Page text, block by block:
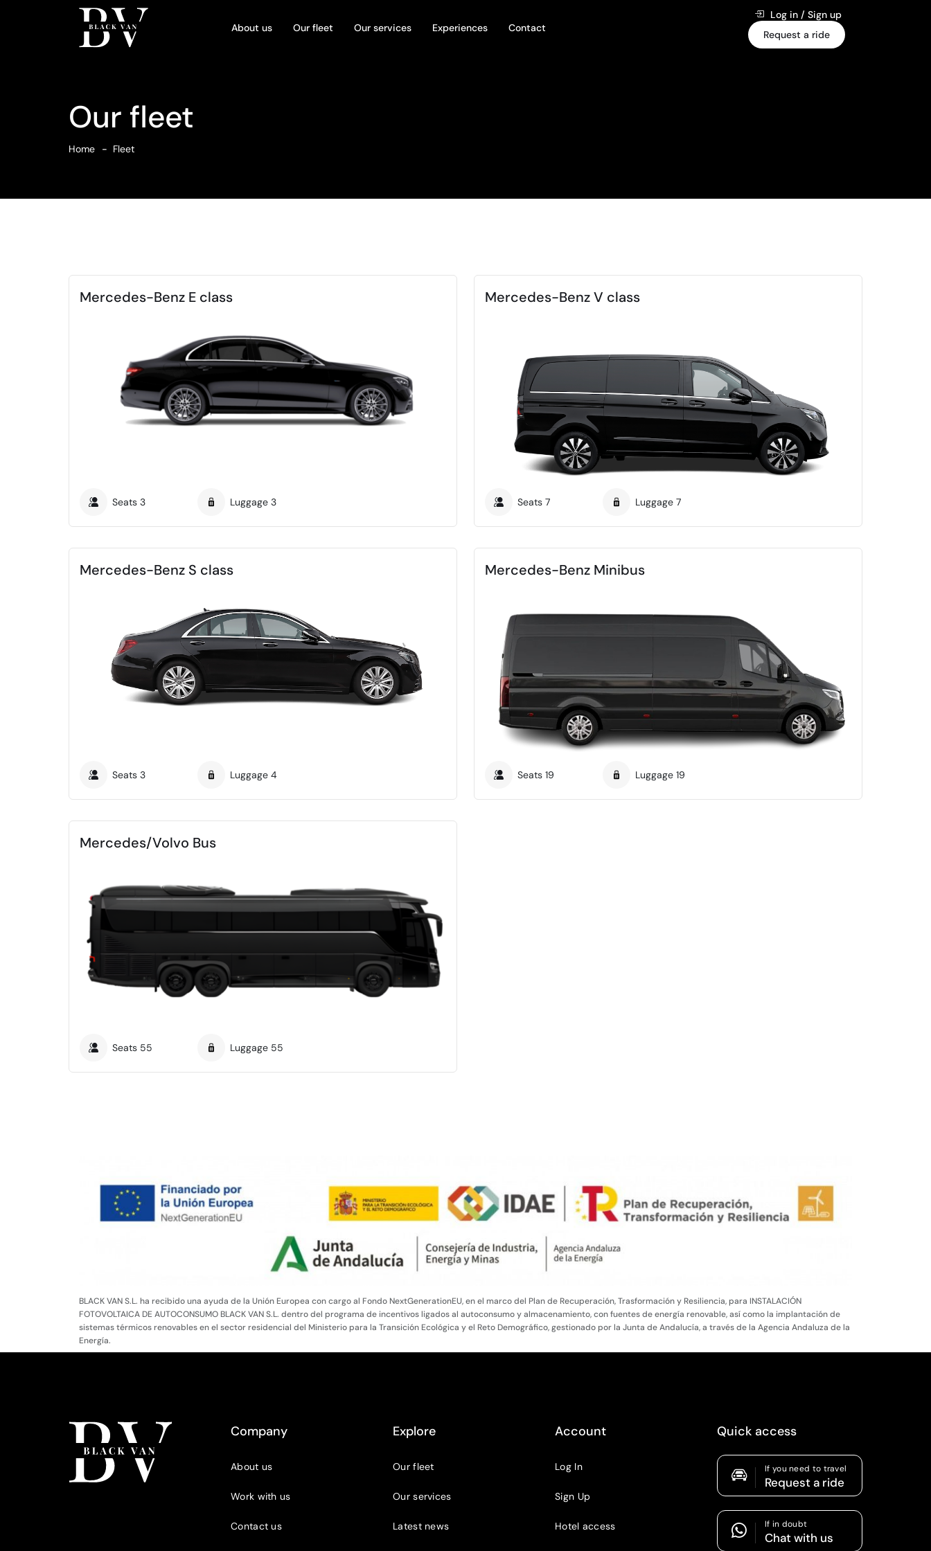
About us Our fleet Our services Experiences Contact
Log in / Sign up
Request a ride
Our fleet
Home Fleet
Mercedes-Benz E class
Seats 3 Luggage 3
Mercedes-Benz V class
Seats 7 Luggage 7
Mercedes-Benz S class
Seats 3 Luggage 4
Mercedes-Benz Minibus
Seats 19 Luggage 19
Mercedes/Volvo Bus
Seats 55 Luggage 55
BLACK VAN S.L. ha recibido una ayuda de la Unión Europea con cargo al Fondo NextGenerationEU, en el marco del Plan de Recuperación, Trasformación y Resiliencia, para INSTALACIÓN
FOTOVOLTAICA DE AUTOCONSUMO BLACK VAN S.L. dentro del programa de incentivos ligados al autoconsumo y almacenamiento, con fuentes de energía renovable, así como la implantación de
sistemas térmicos renovables en el sector residencial del Ministerio para la Transición Ecológica y el Reto Demográfico, gestionado por la Junta de Andalucía, a través de la Agencia Andaluza de la
Energía.
Company
About us
Work with us
Contact us
Explore
Our fleet
Our services
Latest news
Account
Log In
Sign Up
Hotel access
Quick access
If you need to travel
Request a ride
If in doubt
Chat with us